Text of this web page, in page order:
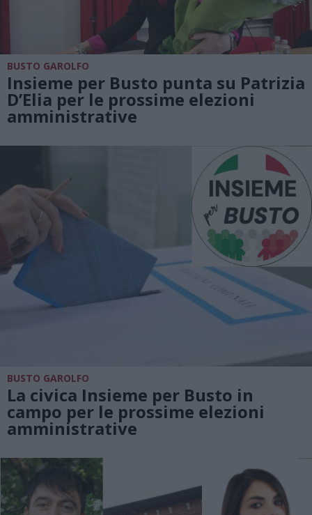
BUSTO GAROLFO
Insieme per Busto punta su Patrizia
D’Elia per le prossime elezioni
amministrative
BUSTO GAROLFO
La civica Insieme per Busto in
campo per le prossime elezioni
amministrative